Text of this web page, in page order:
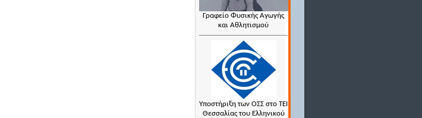
Γραφείο Φυσικής Αγωγής
και Αθλητισμού
Υποστήριξη των ΟΣΣ στο ΤΕΙ
Θεσσαλίας του Ελληνικού